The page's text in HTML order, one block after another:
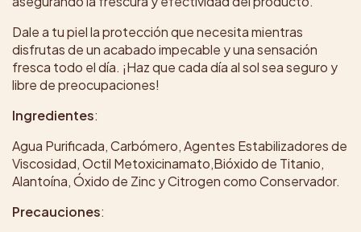
Dale a tu piel la protección que necesita mientras
disfrutas de un acabado impecable y una sensación
fresca todo el día. ¡Haz que cada día al sol sea seguro y
libre de preocupaciones!
Ingredientes:
Agua Purificada, Carbómero, Agentes Estabilizadores de
Viscosidad, Octil Metoxicinamato,Bióxido de Titanio,
Alantoína, Óxido de Zinc y Citrogen como Conservador.
Precauciones: